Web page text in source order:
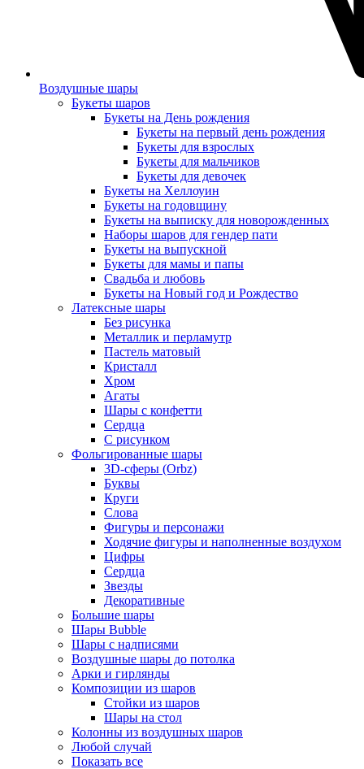
Воздушные шары
Букеты шаров
Букеты на День рождения
Букеты на первый день рождения
Букеты для взрослых
Букеты для мальчиков
Букеты для девочек
Букеты на Хеллоуин
Букеты на годовщину
Букеты на выписку для новорожденных
Наборы шаров для гендер пати
Букеты на выпускной
Букеты для мамы и папы
Свадьба и любовь
Букеты на Новый год и Рождество
Латексные шары
Без рисунка
Металлик и перламутр
Пастель матовый
Кристалл
Хром
Агаты
Шары с конфетти
Сердца
С рисунком
Фольгированные шары
3D-сферы (Orbz)
Буквы
Круги
Слова
Фигуры и персонажи
Ходячие фигуры и наполненные воздухом
Цифры
Сердца
Звезды
Декоративные
Большие шары
Шары Bubble
Шары с надписями
Воздушные шары до потолка
Арки и гирлянды
Композиции из шаров
Стойки из шаров
Шары на стол
Колонны из воздушных шаров
Любой случай
Показать все